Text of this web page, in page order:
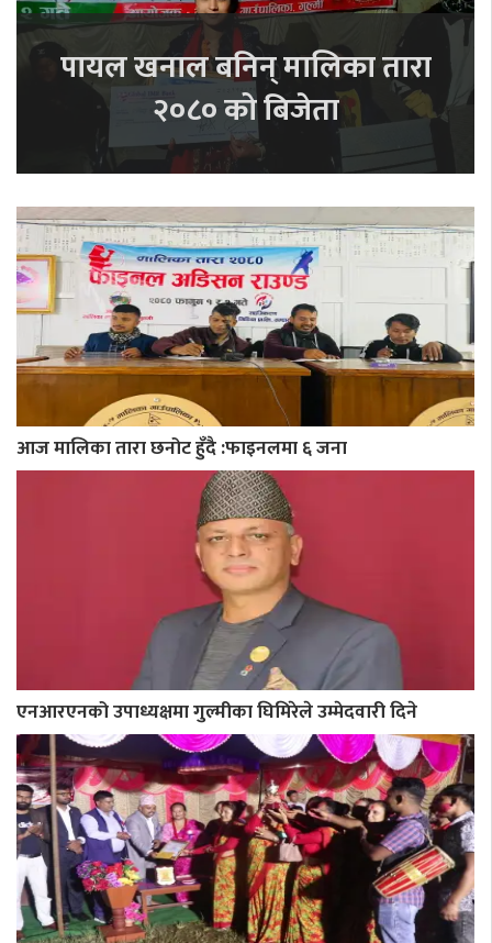
पायल खनाल बनिन् मालिका तारा
२०८० को बिजेता
आज मालिका तारा छनोट हुँदै :फाइनलमा ६ जना
एनआरएनको उपाध्यक्षमा गुल्मीका घिमिरेले उम्मेदवारी दिने